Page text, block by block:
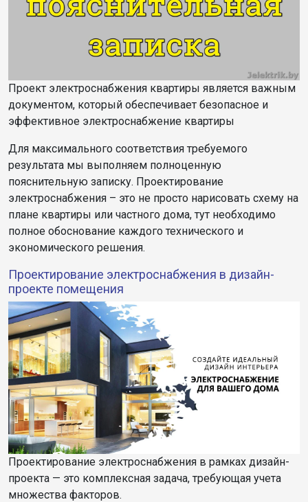
Проект электроснабжения квартиры является важным
документом, который обеспечивает безопасное и
эффективное электроснабжение квартиры
Для максимального соответствия требуемого
результата мы выполняем полноценную
пояснительную записку. Проектирование
электроснабжения – это не просто нарисовать схему на
плане квартиры или частного дома, тут необходимо
полное обоснование каждого технического и
экономического решения.
Проектирование электроснабжения в дизайн-
проекте помещения
Проектирование электроснабжения в рамках дизайн-
проекта — это комплексная задача, требующая учета
множества факторов.